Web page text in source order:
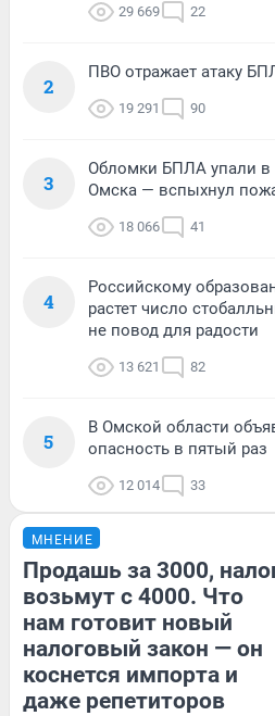
29 669 22
2
ПВО отражает атаку
19 291 90
3
Обломки БПЛА упали в
Омска — вспыхнул
18 066 41
4
Российскому
растет число
не повод для радости
13 621 82
5
В Омской области
опасность в пятый раз
12 014 33
МНЕНИЕ
Продашь за 3000,
возьмут с 4000. Что
нам готовит новый
налоговый закон — он
коснется импорта и
даже репетиторов